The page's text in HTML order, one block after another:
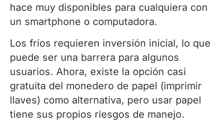
hace muy disponibles para cualquiera con
un smartphone o computadora.
Los fríos requieren inversión inicial, lo que
puede ser una barrera para algunos
usuarios. Ahora, existe la opción casi
gratuita del monedero de papel (imprimir
llaves) como alternativa, pero usar papel
tiene sus propios riesgos de manejo.